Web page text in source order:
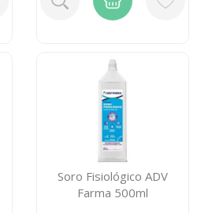
Soro Fisiológico ADV
Farma 500ml